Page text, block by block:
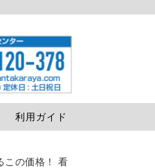
利用ガイド
この価格！ 看